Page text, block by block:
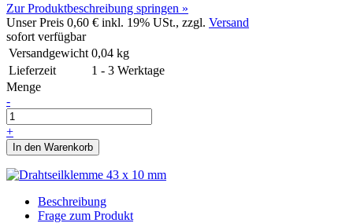
Zur Produktbeschreibung springen »
Unser Preis 0,60 € inkl. 19% USt., zzgl. Versand
sofort verfügbar
Versandgewicht 0,04 kg
Lieferzeit
1 - 3 Werktage
Menge
-
+
In den Warenkorb
Beschreibung
Frage zum Produkt